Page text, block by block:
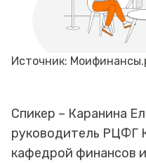
Источник:
Спикер – Каранина
руководитель РЦФГ
кафедрой финансов